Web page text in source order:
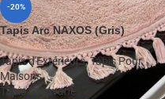
-20%
Tapis Arc NAXOS (Gris)
Tapis d'Extérieurs,Tapis Pour
Maisons
Tapis Caravane